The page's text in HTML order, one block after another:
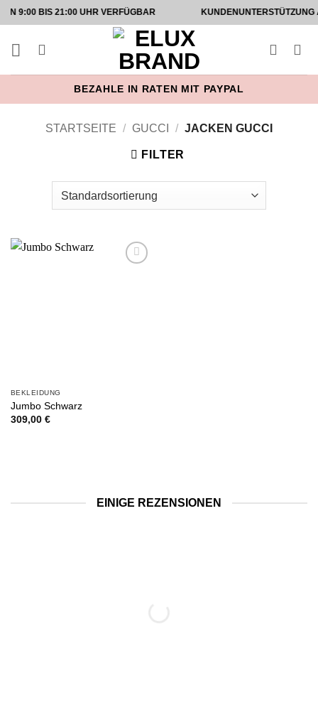
Zum
Inhalt
springen
BIS 21:00 UHR VERFÜGBAR KUNDENUNTERSTÜTZUNG AUF
BEZAHLE IN RATEN MIT PAYPAL
STARTSEITE / GUCCI / JACKEN GUCCI
FILTER
BEKLEIDUNG
Jumbo Schwarz
309,00 €
EINIGE REZENSIONEN